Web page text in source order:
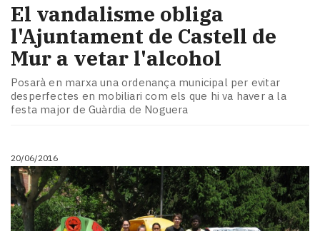
El vandalisme obliga
l'Ajuntament de Castell de
Mur a vetar l'alcohol
Posarà en marxa una ordenança municipal per evitar
desperfectes en mobiliari com els que hi va haver a la
festa major de Guàrdia de Noguera
20/06/2016